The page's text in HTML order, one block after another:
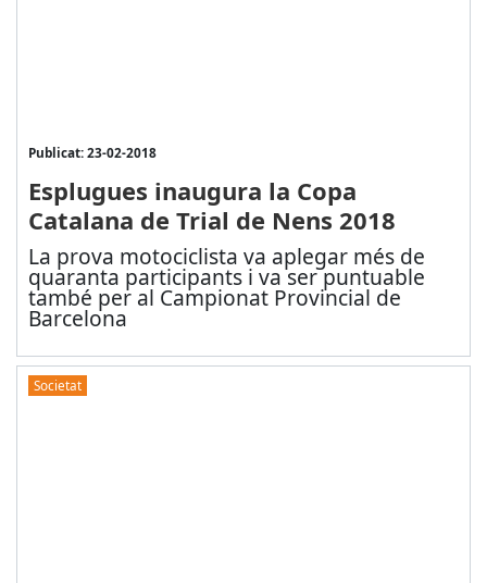
Publicat: 23-02-2018
Esplugues inaugura la Copa
Catalana de Trial de Nens 2018
La prova motociclista va aplegar més de
quaranta participants i va ser puntuable
també per al Campionat Provincial de
Barcelona
Societat